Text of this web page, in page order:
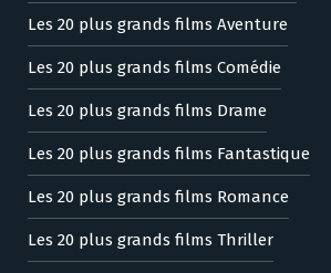
Les 20 plus grands films Aventure
Les 20 plus grands films Comédie
Les 20 plus grands films Drame
Les 20 plus grands films Fantastique
Les 20 plus grands films Romance
Les 20 plus grands films Thriller